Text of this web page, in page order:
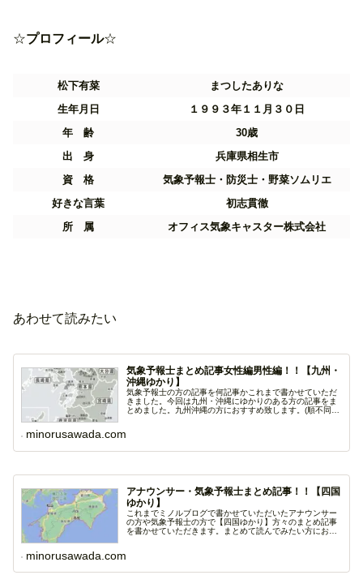
☆プロフィール☆
松下有菜
まつしたありな
生年月日
１９９３年１１月３０日
年 齢
30歳
出 身
兵庫県相生市
資 格
気象予報士・防災士・野菜ソムリエ
好きな言葉
初志貫徹
所 属
オフィス気象キャスター株式会社
あわせて読みたい
気象予報士まとめ記事女性編男性編！！【九州・
沖縄ゆかり】
気象予報士の方の記事を何記事かこれまで書かせていただ
きました。今回は九州・沖縄にゆかりのある方の記事をま
とめました。九州沖縄の方におすすめ致します。(順不同)
minorusawada.com
アナウンサー・気象予報士まとめ記事！！【四国
ゆかり】
これまでミノルブログで書かせていただいたアナウンサー
の方や気象予報士の方で【四国ゆかり】方々のまとめ記事
を書かせていただきます。まとめて読んでみたい方におす
minorusawada.com